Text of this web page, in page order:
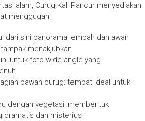
alam, Curug Kali Pancur menyediakan
menggugah:
dari sini panorama lembah dan awan
menakjubkan
untuk foto wide-angle yang
bawah curug: tempat ideal untuk
dengan vegetasi: membentuk
dramatis dan misterius